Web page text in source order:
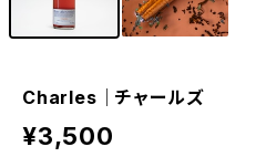
Charles│チャールズ
¥3,500